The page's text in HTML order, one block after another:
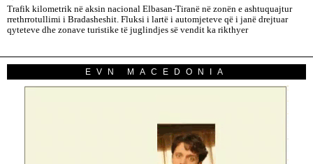
Trafik kilometrik në aksin nacional Elbasan-Tiranë në zonën e ashtuquajtur
rrethrrotullimi i Bradasheshit. Fluksi i lartë i automjeteve që i janë drejtuar
qyteteve dhe zonave turistike të juglindjes së vendit ka rikthyer
EVN MACEDONIA